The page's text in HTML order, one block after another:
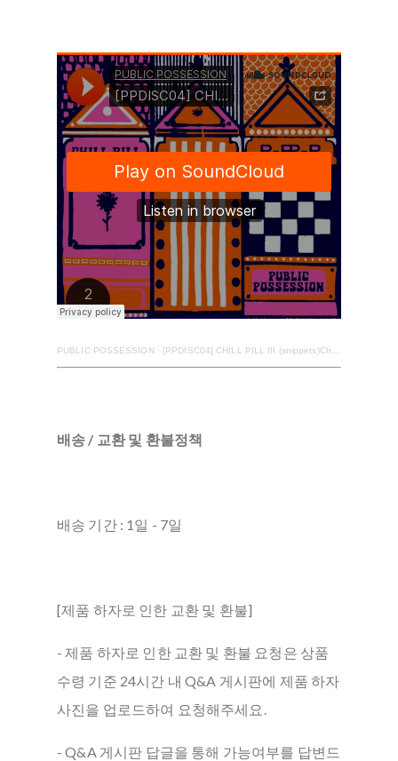
PUBLIC POSSESSION · [PPDISC04] CHILL PILL III (snippets)Chill Pill will help you get in line with nature, enhancing positive feelings through better awareness of one’s surroundings. Listening to this music will improve your physical, mental, and spiritual well-being.While con-suming Chill Pill a healthy mix of relaxation and hedonism is recommended.
배송 / 교환 및 환불정책
배송 기간 : 1일 - 7일
[제품 하자로 인한 교환 및 환불]
- 제품 하자로 인한 교환 및 환불 요청은 상품
수령 기준 24시간 내 Q&A 게시판에 제품 하자
사진을 업로드하여 요청해주세요.
- Q&A 게시판 답글을 통해 가능여부를 답변드